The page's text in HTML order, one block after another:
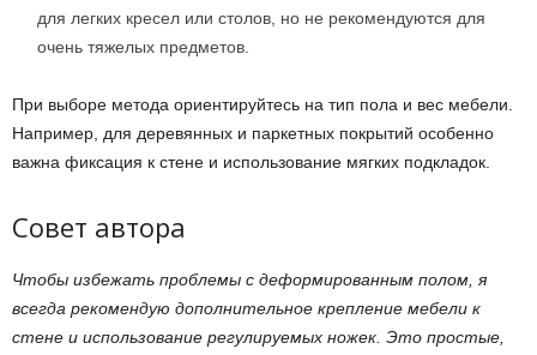
для легких кресел или столов, но не рекомендуются для
очень тяжелых предметов.
При выборе метода ориентируйтесь на тип пола и вес мебели.
Например, для деревянных и паркетных покрытий особенно
важна фиксация к стене и использование мягких подкладок.
Совет автора
Чтобы избежать проблемы с деформированным полом, я
всегда рекомендую дополнительное крепление мебели к
стене и использование регулируемых ножек. Это простые,